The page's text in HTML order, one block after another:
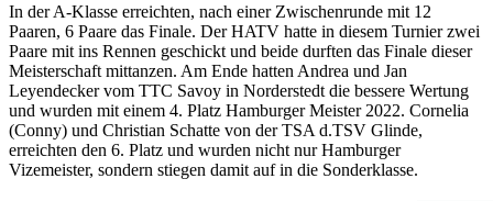
In der A-Klasse erreichten, nach einer Zwischenrunde mit 12
Paaren, 6 Paare das Finale. Der HATV hatte in diesem Turnier zwei
Paare mit ins Rennen geschickt und beide durften das Finale dieser
Meisterschaft mittanzen. Am Ende hatten Andrea und Jan
Leyendecker vom TTC Savoy in Norderstedt die bessere Wertung
und wurden mit einem 4. Platz Hamburger Meister 2022. Cornelia
(Conny) und Christian Schatte von der TSA d.TSV Glinde,
erreichten den 6. Platz und wurden nicht nur Hamburger
Vizemeister, sondern stiegen damit auf in die Sonderklasse.